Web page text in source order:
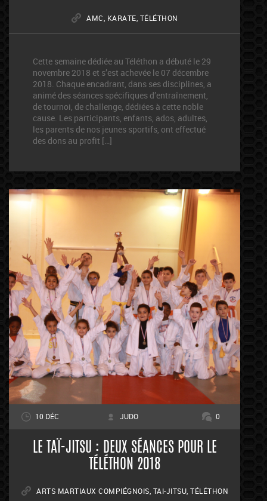
AMC KARATE TÉLÉTHON
Cette semaine dédiée au Téléthon a débuté le 29
novembre 2018 et s’est achevée le 07 décembre
2018. Chaque encadrant, dans ses disciplines, a
animé des séances spécifiques d’entraînement,
de tournoi, de challenge, dédiées à cette noble
cause. Les participants, enfants, ados, adultes,
les parents de nos jeunes sportifs, ont effectué
des dons au profit […]
10 DÉC JUDO 0
LE TAÏ-JITSU : DEUX SÉANCES POUR LE
TÉLÉTHON 2018
ARTS MARTIAUX COMPIÉGNOIS TAI-JITSU TÉLÉTHON